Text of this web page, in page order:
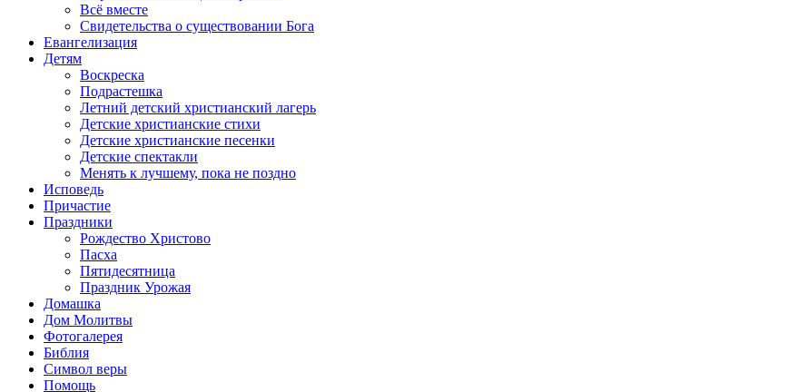
Всё вместе
Свидетельства о существовании Бога
Евангелизация
Детям
Воскреска
Подрастешка
Летний детский христианский лагерь
Детские христианские стихи
Детские христианские песенки
Детские спектакли
Менять к лучшему, пока не поздно
Исповедь
Причастие
Праздники
Рождество Христово
Пасха
Пятидесятница
Праздник Урожая
Домашка
Дом Молитвы
Фотогалерея
Библия
Символ веры
Помощь